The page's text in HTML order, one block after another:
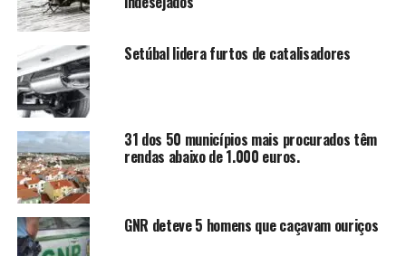
Setúbal lidera furtos de catalisadores
31 dos 50 municípios mais procurados têm
rendas abaixo de 1.000 euros.
GNR deteve 5 homens que caçavam ouriços